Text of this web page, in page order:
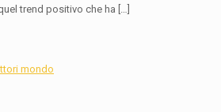
trend positivo che ha